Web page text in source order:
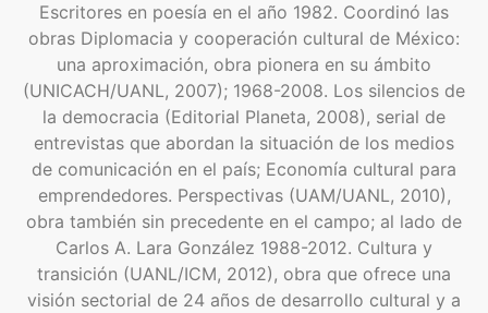
Escritores en poesía en el año 1982. Coordinó las
obras Diplomacia y cooperación cultural de México:
una aproximación, obra pionera en su ámbito
(UNICACH/UANL, 2007); 1968-2008. Los silencios de
la democracia (Editorial Planeta, 2008), serial de
entrevistas que abordan la situación de los medios
de comunicación en el país; Economía cultural para
emprendedores. Perspectivas (UAM/UANL, 2010),
obra también sin precedente en el campo; al lado de
Carlos A. Lara González 1988-2012. Cultura y
transición (UANL/ICM, 2012), obra que ofrece una
visión sectorial de 24 años de desarrollo cultural y a